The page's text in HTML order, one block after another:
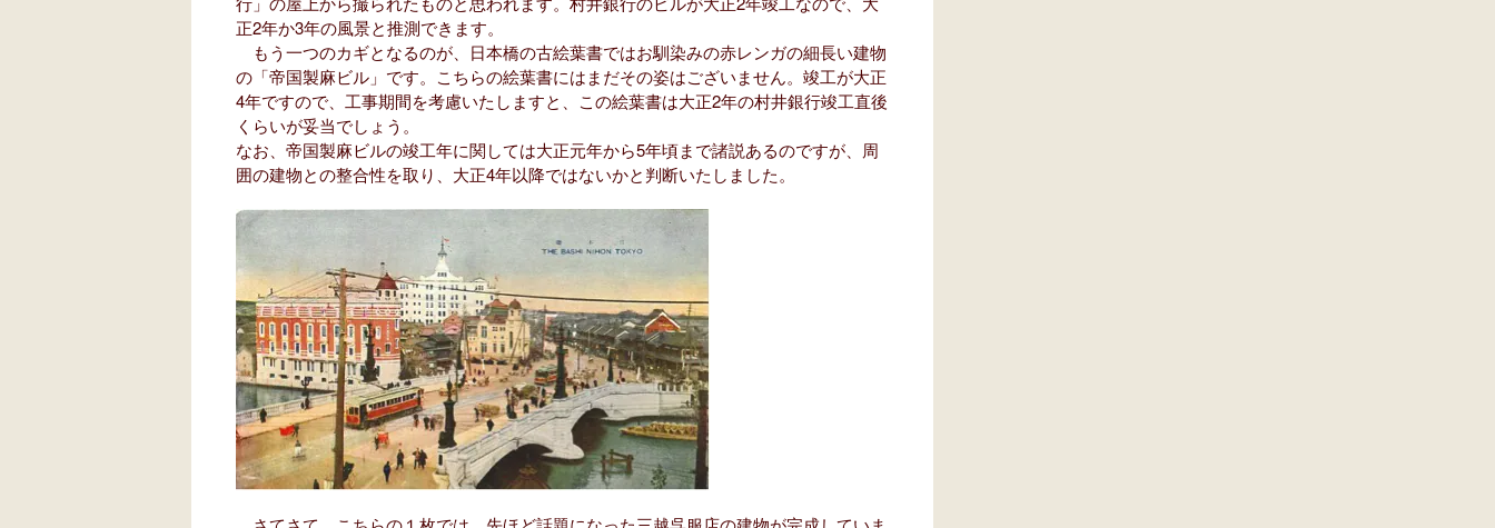
正2年か3年の風景と推測できます。
もう一つのカギとなるのが、日本橋の古絵葉書ではお馴染みの赤レンガの細長い建物
の「帝国製麻ビル」です。こちらの絵葉書にはまだその姿はございません。竣工が大正
4年ですので、工事期間を考慮いたしますと、この絵葉書は大正2年の村井銀行竣工直後
くらいが妥当でしょう。
なお、帝国製麻ビルの竣工年に関しては大正元年から5年頃まで諸説あるのですが、周
囲の建物との整合性を取り、大正4年以降ではないかと判断いたしました。